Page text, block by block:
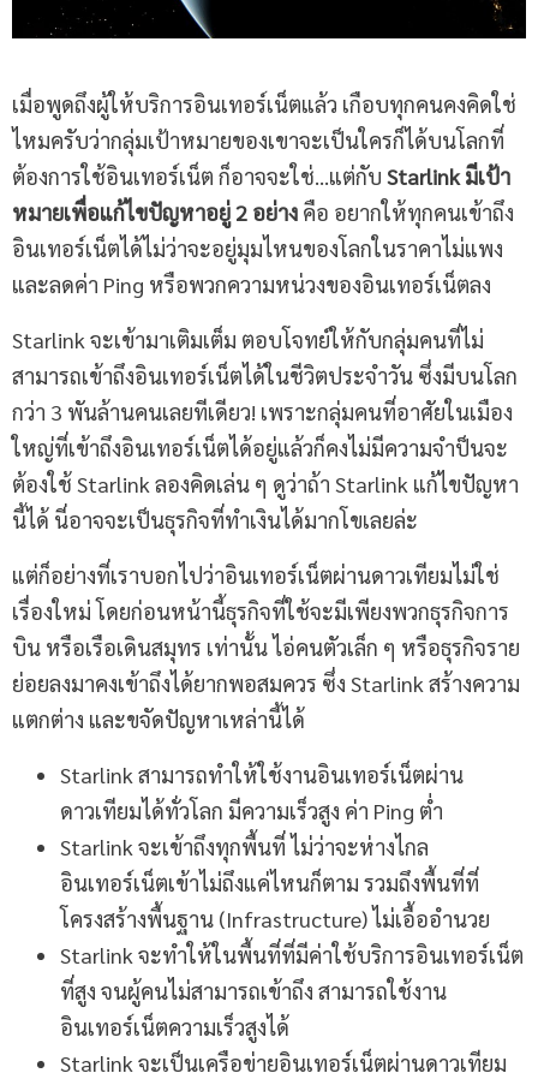
เมื่อพูดถึงผู้ให้บริการอินเทอร์เน็ตแล้ว เกือบทุกคนคงคิดใช่
ไหมครับว่ากลุ่มเป้าหมายของเขาจะเป็นใครก็ได้บนโลกที่
ต้องการใช้อินเทอร์เน็ต ก็อาจจะใช่…แต่กับ Starlink มีเป้า
หมายเพื่อแก้ไขปัญหาอยู่ 2 อย่าง คือ อยากให้ทุกคนเข้าถึง
อินเทอร์เน็ตได้ไม่ว่าจะอยู่มุมไหนของโลกในราคาไม่แพง
และลดค่า Ping หรือพวกความหน่วงของอินเทอร์เน็ตลง
Starlink จะเข้ามาเติมเต็ม ตอบโจทย์ให้กับกลุ่มคนที่ไม่
สามารถเข้าถึงอินเทอร์เน็ตได้ในชีวิตประจำวัน ซึ่งมีบนโลก
กว่า 3 พันล้านคนเลยทีเดียว! เพราะกลุ่มคนที่อาศัยในเมือง
ใหญ่ที่เข้าถึงอินเทอร์เน็ตได้อยู่แล้วก็คงไม่มีความจำป็นจะ
ต้องใช้ Starlink ลองคิดเล่น ๆ ดูว่าถ้า Starlink แก้ไขปัญหา
นี้ได้ นี่อาจจะเป็นธุรกิจที่ทำเงินได้มากโขเลยล่ะ
แต่ก็อย่างที่เราบอกไปว่าอินเทอร์เน็ตผ่านดาวเทียมไม่ใช่
เรื่องใหม่ โดยก่อนหน้านี้ธุรกิจที่ใช้จะมีเพียงพวกธุรกิจการ
บิน หรือเรือเดินสมุทร เท่านั้น ไอ่คนตัวเล็ก ๆ หรือธุรกิจราย
ย่อยลงมาคงเข้าถึงได้ยากพอสมควร ซึ่ง Starlink สร้างความ
แตกต่าง และขจัดปัญหาเหล่านี้ได้
Starlink สามารถทำให้ใช้งานอินเทอร์เน็ตผ่าน
ดาวเทียมได้ทั่วโลก มีความเร็วสูง ค่า Ping ต่ำ
Starlink จะเข้าถึงทุกพื้นที่ ไม่ว่าจะห่างไกล
อินเทอร์เน็ตเข้าไม่ถึงแค่ไหนก็ตาม รวมถึงพื้นที่ที่
โครงสร้างพื้นฐาน (Infrastructure) ไม่เอื้ออำนวย
Starlink จะทำให้ในพื้นที่ที่มีค่าใช้บริการอินเทอร์เน็ต
ที่สูง จนผู้คนไม่สามารถเข้าถึง สามารถใช้งาน
อินเทอร์เน็ตความเร็วสูงได้
Starlink จะเป็นเครือข่ายอินเทอร์เน็ตผ่านดาวเทียม